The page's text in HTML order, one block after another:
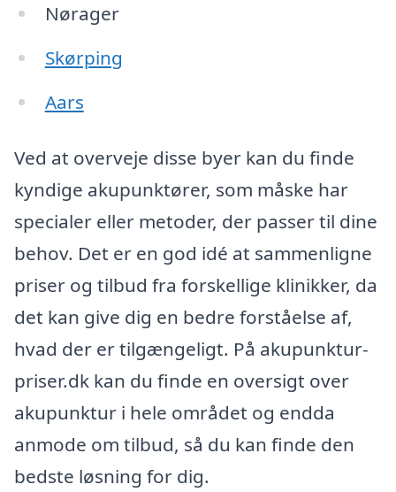
Nørager
Skørping
Aars
Ved at overveje disse byer kan du finde
kyndige akupunktører, som måske har
specialer eller metoder, der passer til dine
behov. Det er en god idé at sammenligne
priser og tilbud fra forskellige klinikker, da
det kan give dig en bedre forståelse af,
hvad der er tilgængeligt. På akupunktur-
priser.dk kan du finde en oversigt over
akupunktur i hele området og endda
anmode om tilbud, så du kan finde den
bedste løsning for dig.